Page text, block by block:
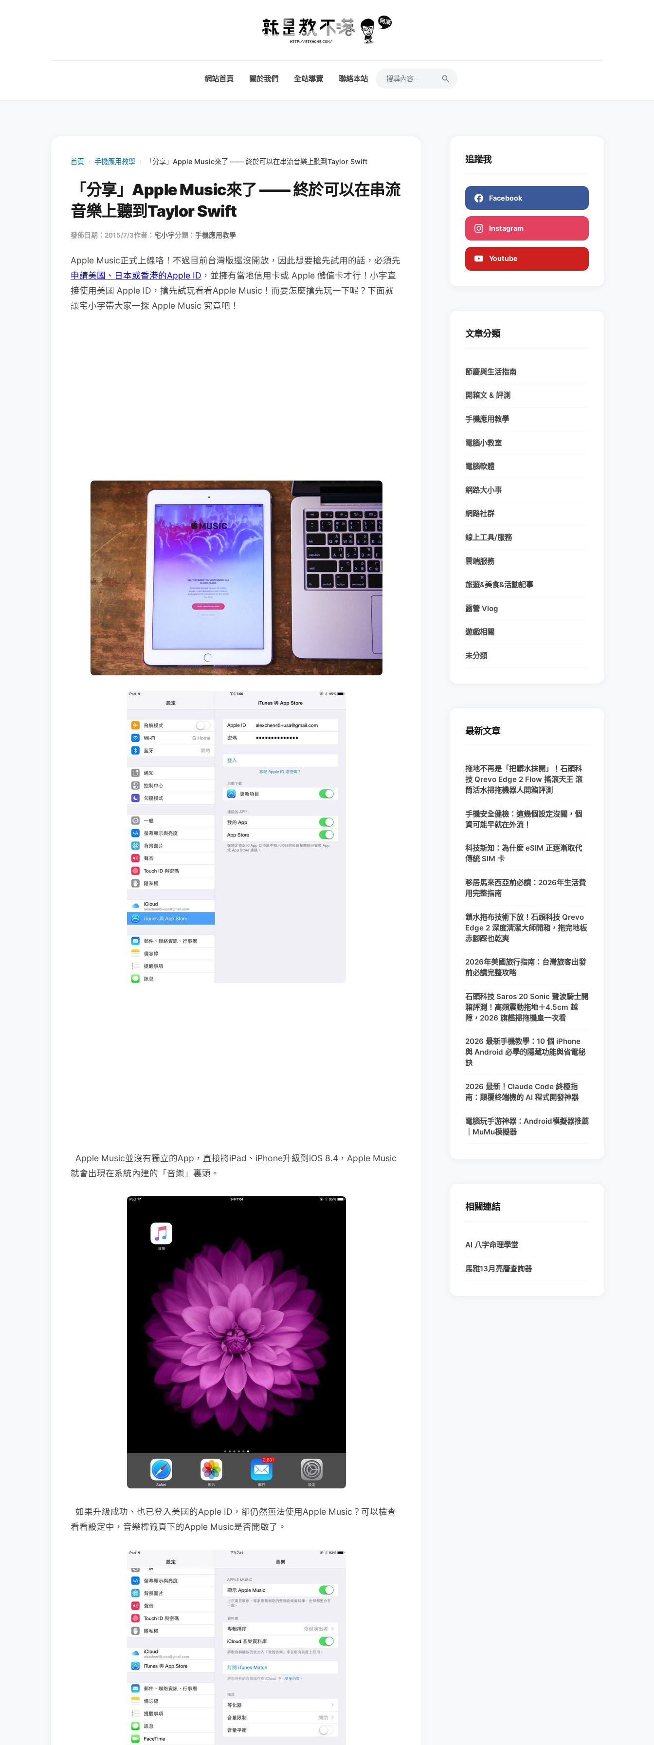
網站首頁 關於我們 全站導覽 聯絡本站
首頁 › 手機應用教學 › 「分享」Apple Music來了 —— 終於可以在串流音樂上聽到Taylor Swift
「分享」Apple Music來了 —— 終於可以在串流
音樂上聽到Taylor Swift
發佈日期：2015/7/3作者： 宅小宇分類： 手機應用教學
Apple Music正式上線咯！不過目前台灣版還沒開放，因此想要搶先試用的話，必須先
申請美國、日本或香港的Apple ID ，並擁有當地信用卡或 Apple 儲值卡才行！小宇直
接使用美國 Apple ID，搶先試玩看看Apple Music！而要怎麼搶先玩一下呢？下面就
讓宅小宇帶大家一探 Apple Music 究竟吧！
Apple Music並沒有獨立的App，直接將iPad、iPhone升級到iOS 8.4，Apple Music
就會出現在系統內建的「音樂」裏頭。
如果升級成功、也已登入美國的Apple ID，卻仍然無法使用Apple Music？可以檢查
看看設定中，音樂標籤頁下的Apple Music是否開啟了。
追蹤我
Facebook
Instagram
Youtube
文章分類
節慶與生活指南
開箱文 & 評測
手機應用教學
電腦小教室
電腦軟體
網路大小事
網路社群
線上工具/服務
雲端服務
旅遊&美食&活動記事
露營 Vlog
遊戲相關
未分類
最新文章
拖地不再是「把髒水抹開」！石頭科
技 Qrevo Edge 2 Flow 搖滾天王 滾
筒活水掃拖機器人開箱評測
手機安全健檢：這幾個設定沒關，個
資可能早就在外流！
科技新知：為什麼 eSIM 正逐漸取代
傳統 SIM 卡
移居馬來西亞前必讀：2026年生活費
用完整指南
鎖水拖布技術下放！石頭科技 Qrevo
Edge 2 深度清潔大師開箱，拖完地板
赤腳踩也乾爽
2026年美國旅行指南：台灣旅客出發
前必讀完整攻略
石頭科技 Saros 20 Sonic 聲波騎士開
箱評測！高頻震動拖地＋4.5cm 越
障，2026 旗艦掃拖機皇一次看
2026 最新手機教學：10 個 iPhone
與 Android 必學的隱藏功能與省電秘
訣
2026 最新！Claude Code 終極指
南：顛覆終端機的 AI 程式開發神器
電腦玩手游神器：Android模擬器推薦
｜MuMu模擬器
相關連結
AI 八字命理學堂
馬雅13月亮曆查詢器